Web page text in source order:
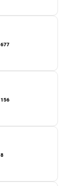
677
156
8